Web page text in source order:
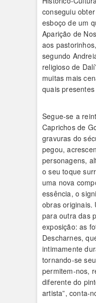
conseguiu
esboço de um
Aparição de
aos
segundo
religioso de
muitas mais
quais
Segue-se a
Caprichos de
gravuras do
pegou,
personagens,
o seu toque
uma nova
essência, o
obras originais.
para outra das
exposição: as
Descharnes,
intimamente
tornando-se
permitem-nos,
diferente do
artista”, conta-